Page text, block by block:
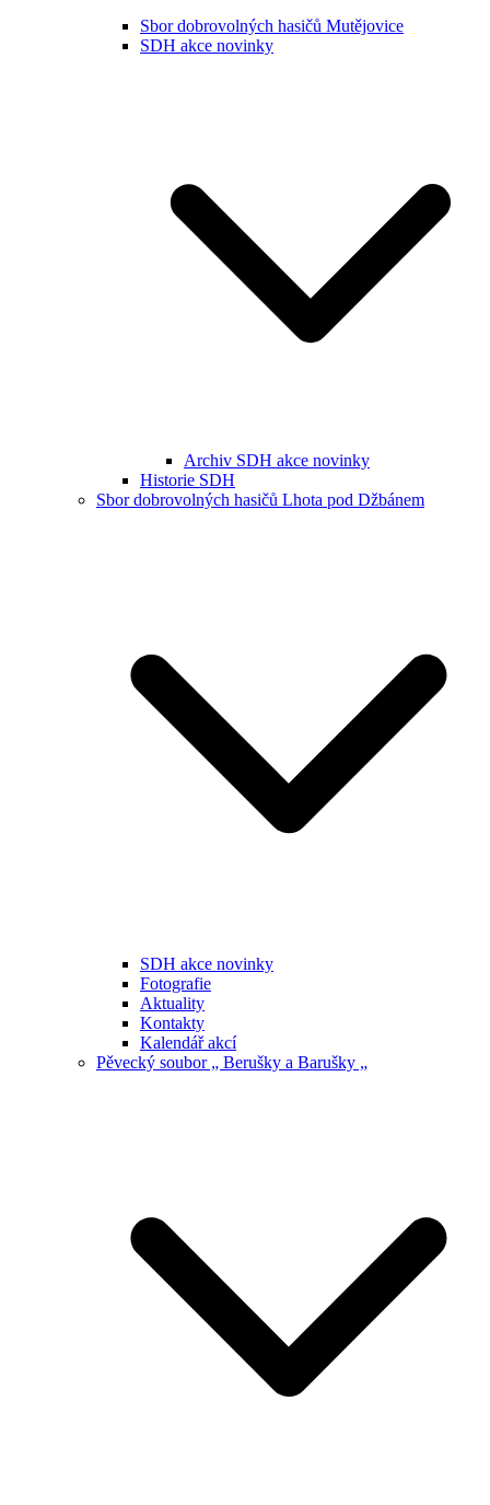
Sbor dobrovolných hasičů Mutějovice
SDH akce novinky
Archiv SDH akce novinky
Historie SDH
Sbor dobrovolných hasičů Lhota pod Džbánem
SDH akce novinky
Fotografie
Aktuality
Kontakty
Kalendář akcí
Pěvecký soubor „ Berušky a Barušky „